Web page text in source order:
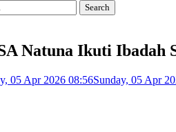
Natuna Ikuti Ibadah
05 Apr 2026 08:56Sunday, 05 Apr